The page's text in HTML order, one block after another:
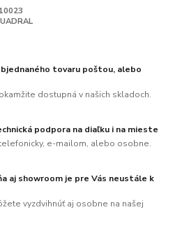
tovaru poštou, alebo
dostupná v našich skladoch.
podpora na diaľku i na mieste
e-mailom, alebo osobne.
aj showroom je pre Vás neustále k
vyzdvihnúť aj osobne na našej